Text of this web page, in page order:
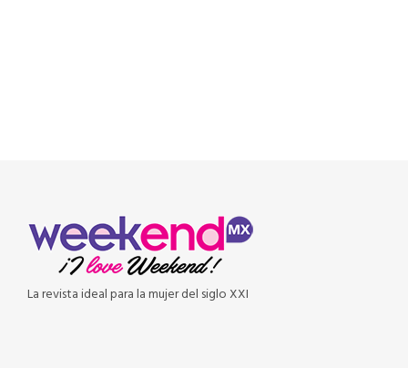
La revista ideal para la mujer del siglo XXI